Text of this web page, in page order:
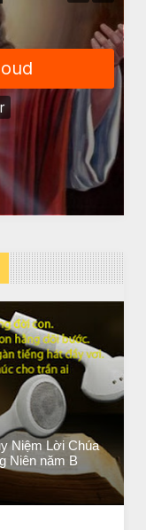
NIỆM MỖI NGÀY
Niệm Lời Chúa
Niên năm B